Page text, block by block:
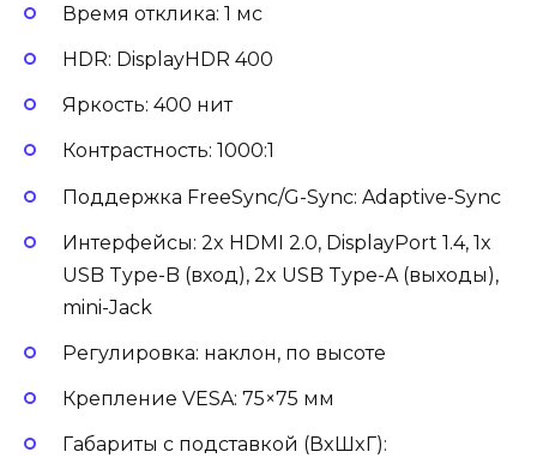
Время отклика: 1 мс
HDR: DisplayHDR 400
Яркость: 400 нит
Контрастность: 1000:1
Поддержка FreeSync/G-Sync: Adaptive-Sync
Интерфейсы: 2x HDMI 2.0, DisplayPort 1.4, 1x
USB Type-B (вход), 2x USB Type-A (выходы),
mini-Jack
Регулировка: наклон, по высоте
Крепление VESA: 75×75 мм
Габариты с подставкой (ВxШxГ):